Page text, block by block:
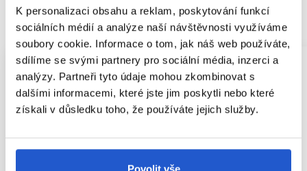
K personalizaci obsahu a reklam, poskytování funkcí
sociálních médií a analýze naší návštěvnosti využíváme
soubory cookie. Informace o tom, jak náš web používáte,
sdílíme se svými partnery pro sociální média, inzerci a
analýzy. Partneři tyto údaje mohou zkombinovat s
dalšími informacemi, které jste jim poskytli nebo které
získali v důsledku toho, že používáte jejich služby.
Povolit vše
SOUVISEJÍCÍ PRODUKTY